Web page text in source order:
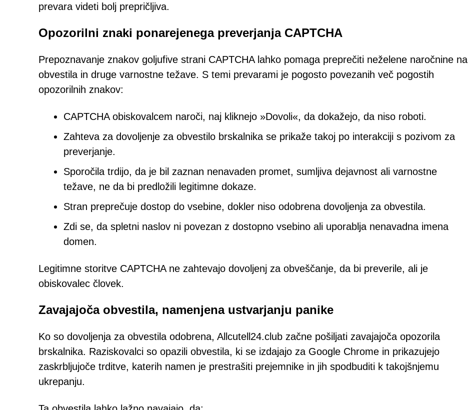
prevara videti bolj prepričljiva.
Opozorilni znaki ponarejenega preverjanja CAPTCHA
Prepoznavanje znakov goljufive strani CAPTCHA lahko pomaga preprečiti neželene naročnine na
obvestila in druge varnostne težave. S temi prevarami je pogosto povezanih več pogostih
opozorilnih znakov:
CAPTCHA obiskovalcem naroči, naj kliknejo »Dovoli«, da dokažejo, da niso roboti.
Zahteva za dovoljenje za obvestilo brskalnika se prikaže takoj po interakciji s pozivom za
preverjanje.
Sporočila trdijo, da je bil zaznan nenavaden promet, sumljiva dejavnost ali varnostne
težave, ne da bi predložili legitimne dokaze.
Stran preprečuje dostop do vsebine, dokler niso odobrena dovoljenja za obvestila.
Zdi se, da spletni naslov ni povezan z dostopno vsebino ali uporablja nenavadna imena
domen.
Legitimne storitve CAPTCHA ne zahtevajo dovoljenj za obveščanje, da bi preverile, ali je
obiskovalec človek.
Zavajajoča obvestila, namenjena ustvarjanju panike
Ko so dovoljenja za obvestila odobrena, Allcutell24.club začne pošiljati zavajajoča opozorila
brskalnika. Raziskovalci so opazili obvestila, ki se izdajajo za Google Chrome in prikazujejo
zaskrbljujoče trditve, katerih namen je prestrašiti prejemnike in jih spodbuditi k takojšnjemu
ukrepanju.